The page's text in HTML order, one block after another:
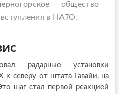
общество
в НАТО.
радарные установки
к северу от штата Гавайи, на
шаг стал первой реакцией